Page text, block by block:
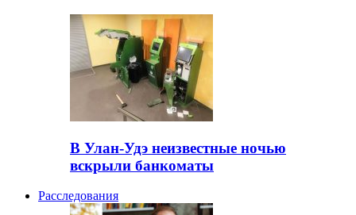
В Улан-Удэ неизвестные ночью
вскрыли банкоматы
Расследования